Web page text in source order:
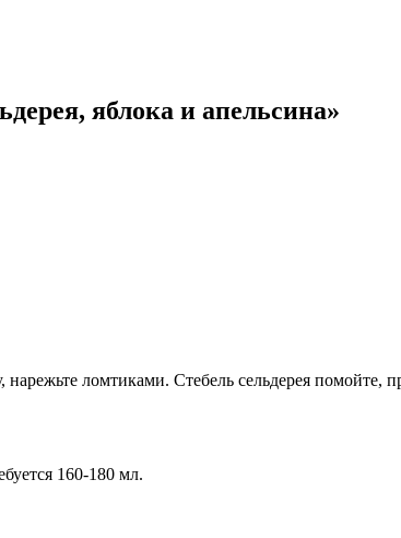
яблока и апельсина»
ломтиками. Стебель сельдерея
160-180 мл.